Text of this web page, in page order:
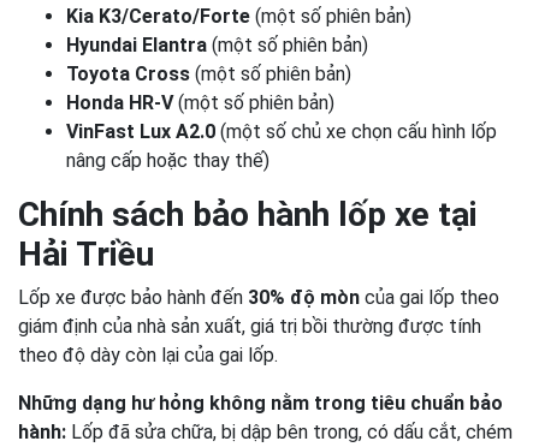
Kia K3/Cerato/Forte (một số phiên bản)
Hyundai Elantra (một số phiên bản)
Toyota Cross (một số phiên bản)
Honda HR-V(một số phiên bản)
VinFast Lux A2.0 (một số chủ xe chọn cấu hình lốp
nâng cấp hoặc thay thế)
Chính sách bảo hành lốp xe tại
Hải Triều
Lốp xe được bảo hành đến 30% độ mòn của gai lốp theo
giám định của nhà sản xuất, giá trị bồi thường được tính
theo độ dày còn lại của gai lốp.
Những dạng hư hỏng không nằm trong tiêu chuẩn bảo
hành: Lốp đã sửa chữa, bị dập bên trong, có dấu cắt, chém